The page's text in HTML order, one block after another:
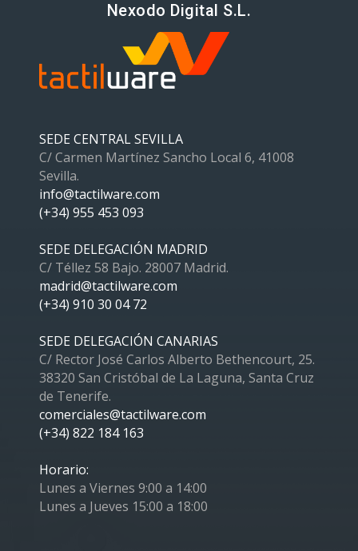
Nexodo Digital S.L.
SEDE CENTRAL SEVILLA
C/ Carmen Martínez Sancho Local 6, 41008
Sevilla.
info@tactilware.com
(+34) 955 453 093
SEDE DELEGACIÓN MADRID
C/ Téllez 58 Bajo. 28007 Madrid.
madrid@tactilware.com
(+34) 910 30 04 72
SEDE DELEGACIÓN CANARIAS
C/ Rector José Carlos Alberto Bethencourt, 25.
38320 San Cristóbal de La Laguna, Santa Cruz
de Tenerife.
comerciales@tactilware.com
(+34) 822 184 163
Horario:
Lunes a Viernes 9:00 a 14:00
Lunes a Jueves 15:00 a 18:00